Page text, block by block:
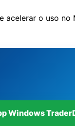
acelerar o uso no
Windows